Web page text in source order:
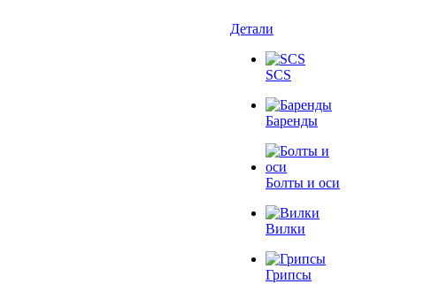
Детали
SCS
Баренды
Болты и оси
Вилки
Грипсы